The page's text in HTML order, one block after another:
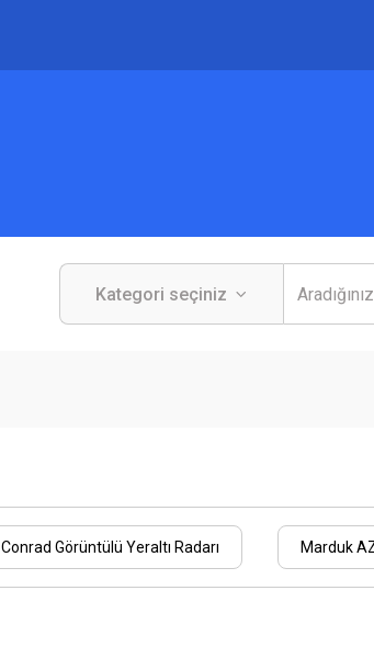
Conrad Görüntülü Yeraltı Radarı Marduk